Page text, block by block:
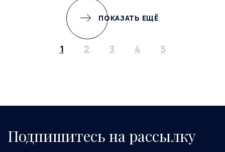
ПОКАЗАТЬ ЕЩЁ
1 2 3 4 5
Подпишитесь на рассылку